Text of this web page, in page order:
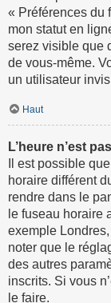
« Préférences du
mon statut en
serez visible que
de vous-même.
un utilisateur
Haut
L’heure n’est
Il est possible
horaire différent
rendre dans le
le fuseau horaire
exemple
noter que le
des autres
inscrits. Si vous
le faire.